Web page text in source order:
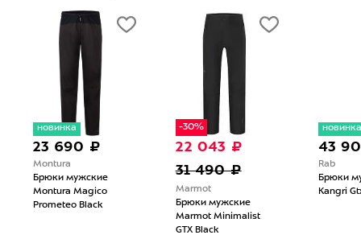
новинка
23 690 ₽
Montura
Брюки мужские
Montura Magico
Prometeo Black
-30%
22 043 ₽
31 490 ₽
Marmot
Брюки мужские
Marmot Minimalist
GTX Black
новинка
43
Rab
Брюки
Kangri